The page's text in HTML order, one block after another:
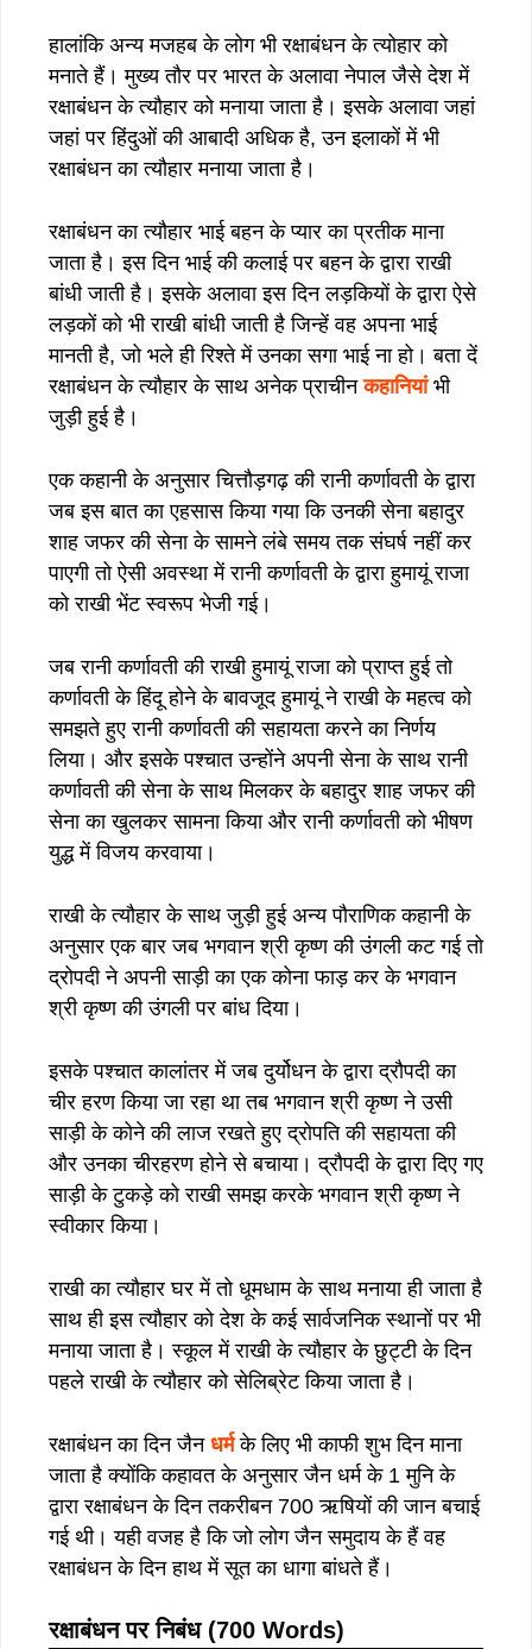
हालांकि अन्य मजहब के लोग भी रक्षाबंधन के त्योहार को
मनाते हैं। मुख्य तौर पर भारत के अलावा नेपाल जैसे देश में
रक्षाबंधन के त्यौहार को मनाया जाता है। इसके अलावा जहां
जहां पर हिंदुओं की आबादी अधिक है, उन इलाकों में भी
रक्षाबंधन का त्यौहार मनाया जाता है।
रक्षाबंधन का त्यौहार भाई बहन के प्यार का प्रतीक माना
जाता है। इस दिन भाई की कलाई पर बहन के द्वारा राखी
बांधी जाती है। इसके अलावा इस दिन लड़कियों के द्वारा ऐसे
लड़कों को भी राखी बांधी जाती है जिन्हें वह अपना भाई
मानती है, जो भले ही रिश्ते में उनका सगा भाई ना हो। बता दें
रक्षाबंधन के त्यौहार के साथ अनेक प्राचीनकहानियां भी
जुड़ी हुई है।
एक कहानी के अनुसार चित्तौड़गढ़ की रानी कर्णावती के द्वारा
जब इस बात का एहसास किया गया कि उनकी सेना बहादुर
शाह जफर की सेना के सामने लंबे समय तक संघर्ष नहीं कर
पाएगी तो ऐसी अवस्था में रानी कर्णावती के द्वारा हुमायूं राजा
को राखी भेंट स्वरूप भेजी गई।
जब रानी कर्णावती की राखी हुमायूं राजा को प्राप्त हुई तो
कर्णावती के हिंदू होने के बावजूद हुमायूं ने राखी के महत्व को
समझते हुए रानी कर्णावती की सहायता करने का निर्णय
लिया। और इसके पश्चात उन्होंने अपनी सेना के साथ रानी
कर्णावती की सेना के साथ मिलकर के बहादुर शाह जफर की
सेना का खुलकर सामना किया और रानी कर्णावती को भीषण
युद्ध में विजय करवाया।
राखी के त्यौहार के साथ जुड़ी हुई अन्य पौराणिक कहानी के
अनुसार एक बार जब भगवान श्री कृष्ण की उंगली कट गई तो
द्रोपदी ने अपनी साड़ी का एक कोना फाड़ कर के भगवान
श्री कृष्ण की उंगली पर बांध दिया।
इसके पश्चात कालांतर में जब दुर्योधन के द्वारा द्रौपदी का
चीर हरण किया जा रहा था तब भगवान श्री कृष्ण ने उसी
साड़ी के कोने की लाज रखते हुए द्रोपति की सहायता की
और उनका चीरहरण होने से बचाया। द्रौपदी के द्वारा दिए गए
साड़ी के टुकड़े को राखी समझ करके भगवान श्री कृष्ण ने
स्वीकार किया।
राखी का त्यौहार घर में तो धूमधाम के साथ मनाया ही जाता है
साथ ही इस त्यौहार को देश के कई सार्वजनिक स्थानों पर भी
मनाया जाता है। स्कूल में राखी के त्यौहार के छुट्टी के दिन
पहले राखी के त्यौहार को सेलिब्रेट किया जाता है।
रक्षाबंधन का दिन जैन धर्म के लिए भी काफी शुभ दिन माना
जाता है क्योंकि कहावत के अनुसार जैन धर्म के 1 मुनि के
द्वारा रक्षाबंधन के दिन तकरीबन 700 ऋषियों की जान बचाई
गई थी। यही वजह है कि जो लोग जैन समुदाय के हैं वह
रक्षाबंधन के दिन हाथ में सूत का धागा बांधते हैं।
रक्षाबंधन पर निबंध (700 Words)